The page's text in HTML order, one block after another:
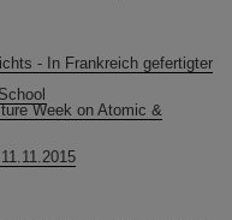
- In Frankreich gefertigter
Week on Atomic &